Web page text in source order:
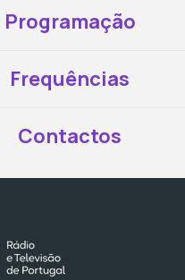
Programação
Frequências
Contactos